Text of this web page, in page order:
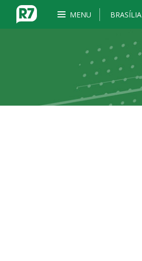
MENU BRASÍLIA